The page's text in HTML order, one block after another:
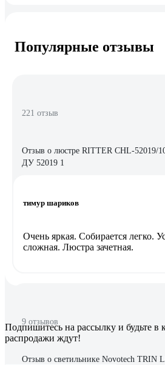
Популярные отзывы
221 отзыв
Отзыв о люстре RITTER CHL-52019/
ДУ 52019 1
тимур шариков
Очень яркая. Собирается легко.
сложная. Люстра зачетная.
9 отзывов
Отзыв о светильнике Novotech TRIN
Подпишитесь на рассылку и будьте в
распродажи ждут!